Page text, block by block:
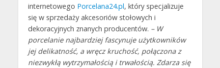
internetowego Porcelana24.pl, który specjalizuje
się w sprzedaży akcesoriów stołowych i
dekoracyjnych znanych producentów. – W
porcelanie najbardziej fascynuje użytkowników
jej delikatność, a wręcz kruchość, połączona z
niezwykłą wytrzymałością i trwałością. Zdarza się